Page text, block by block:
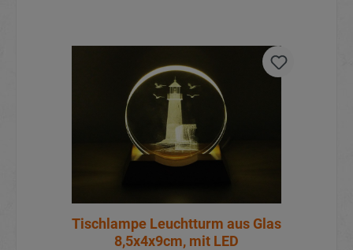
Tischlampe Leuchtturm aus Glas
8,5x4x9cm, mit LED